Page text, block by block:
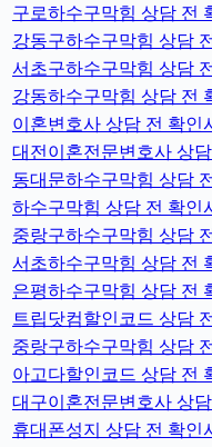
구로하수구막힘 상담 전
강동구하수구막힘 상담
서초구하수구막힘 상담
강동하수구막힘 상담 전
이혼변호사 상담 전 확인
대전이혼전문변호사 상
동대문하수구막힘 상담
하수구막힘 상담 전 확인
중랑구하수구막힘 상담
서초하수구막힘 상담 전
은평하수구막힘 상담 전
트립닷컴할인코드 상담
중랑구하수구막힘 상담
아고다할인코드 상담 전
대구이혼전문변호사 상
휴대폰성지 상담 전 확인